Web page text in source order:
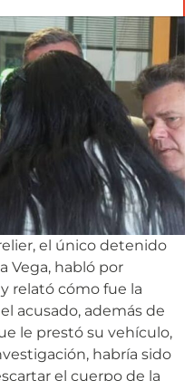
el único detenido
Vega, habló por
relató cómo fue la
acusado, además de
le prestó su vehículo,
habría sido
el cuerpo de la